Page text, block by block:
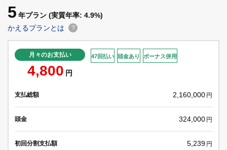
5 年プラン (実質年率: 4.9%)
かえるプランとは
?
月々のお支払い
4,800 円
47回払い 頭金あり ボーナス併用
支払総額 2,160,000 円
頭金 324,000 円
初回分割支払額 5,239 円